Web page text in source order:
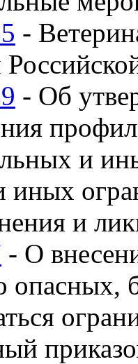
-
- Об
и
иных
и
- О
опасных,